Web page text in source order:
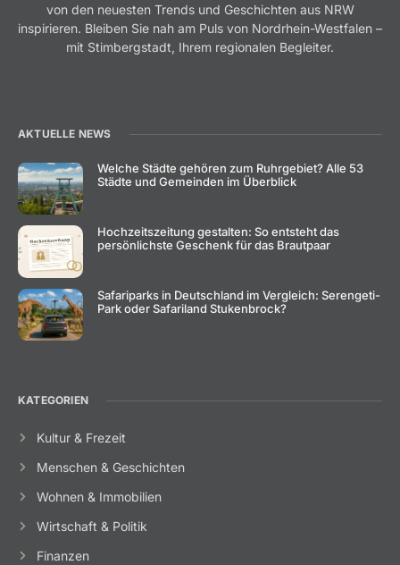
von den neuesten Trends und Geschichten aus NRW
inspirieren. Bleiben Sie nah am Puls von Nordrhein-Westfalen –
mit Stimbergstadt, Ihrem regionalen Begleiter.
AKTUELLE NEWS
Welche Städte gehören zum Ruhrgebiet? Alle 53
Städte und Gemeinden im Überblick
Hochzeitszeitung gestalten: So entsteht das
persönlichste Geschenk für das Brautpaar
Safariparks in Deutschland im Vergleich: Serengeti-
Park oder Safariland Stukenbrock?
KATEGORIEN
Kultur & Frezeit
Menschen & Geschichten
Wohnen & Immobilien
Wirtschaft & Politik
Finanzen